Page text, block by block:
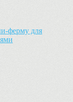
ферму для